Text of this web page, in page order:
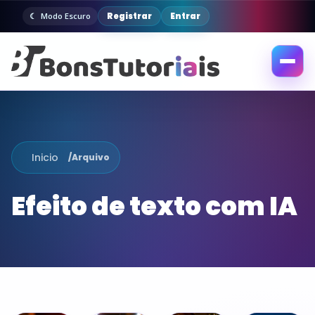
Modo Escuro Registrar Entrar
Abrir
Inicio /Arquivo
Efeito de texto com IA